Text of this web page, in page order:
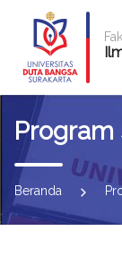
Program
Beranda